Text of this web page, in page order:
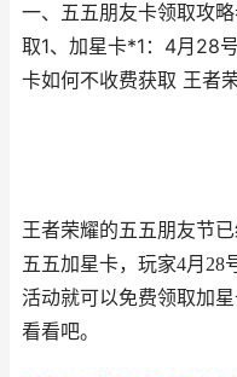
一、五五朋友卡领取攻
取1、加星卡*1：4月28
卡如何不收费获取 王者
王者荣耀的五五朋友节
五五加星卡，玩家4月28
活动就可以免费领取加
看看吧。